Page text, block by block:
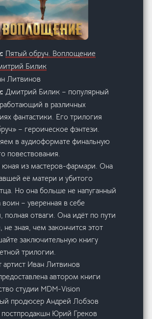
Пятый обруч. Воплощение
Билик
Литвинов
Дмитрий Билик – популярный
в различных
фантастики. Его трилогия
– героическое фэнтези.
в аудиоформате финальную
повествования.
юная из мастеров-фармари. Она
её матери и убитого
Но она больше не напуганный
воин – уверенная в себе
полная отваги. Она идёт по пути
зная, чем закончится этот
заключительную книгу
трилогии.
артист Иван Литвинов
автором книги
студии MDM-Vision
продюсер Андрей Лобзов
Юрий Греков